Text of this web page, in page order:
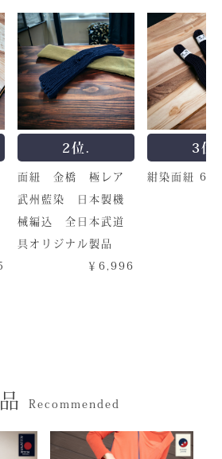
2位.
面紐 金橋 極レア
武州藍染 日本製機
械編込 全日本武道
具オリジナル製品
￥6,996
3位.
紺染面紐 6
Recommended